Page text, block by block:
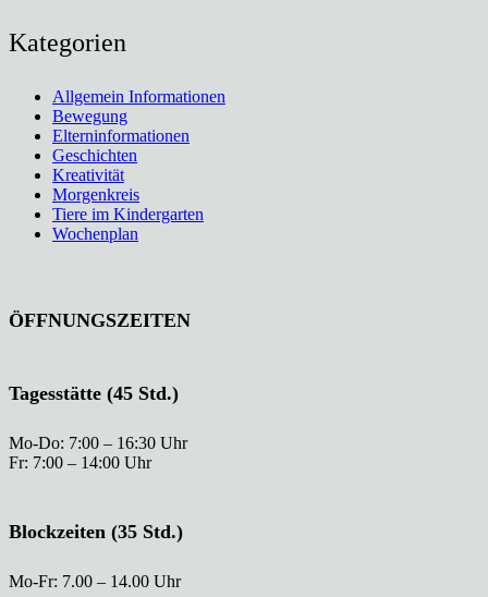
Kategorien
Allgemein Informationen
Bewegung
Elterninformationen
Geschichten
Kreativität
Morgenkreis
Tiere im Kindergarten
Wochenplan
ÖFFNUNGSZEITEN
Tagesstätte (45 Std.)
Mo-Do: 7:00 – 16:30 Uhr
Fr: 7:00 – 14:00 Uhr
Blockzeiten (35 Std.)
Mo-Fr: 7.00 – 14.00 Uhr